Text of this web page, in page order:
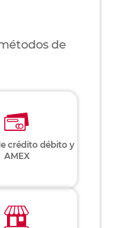
de
crédito débito y
AMEX